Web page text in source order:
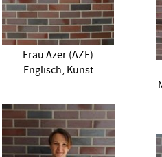
Frau Azer (AZE)
Englisch, Kunst